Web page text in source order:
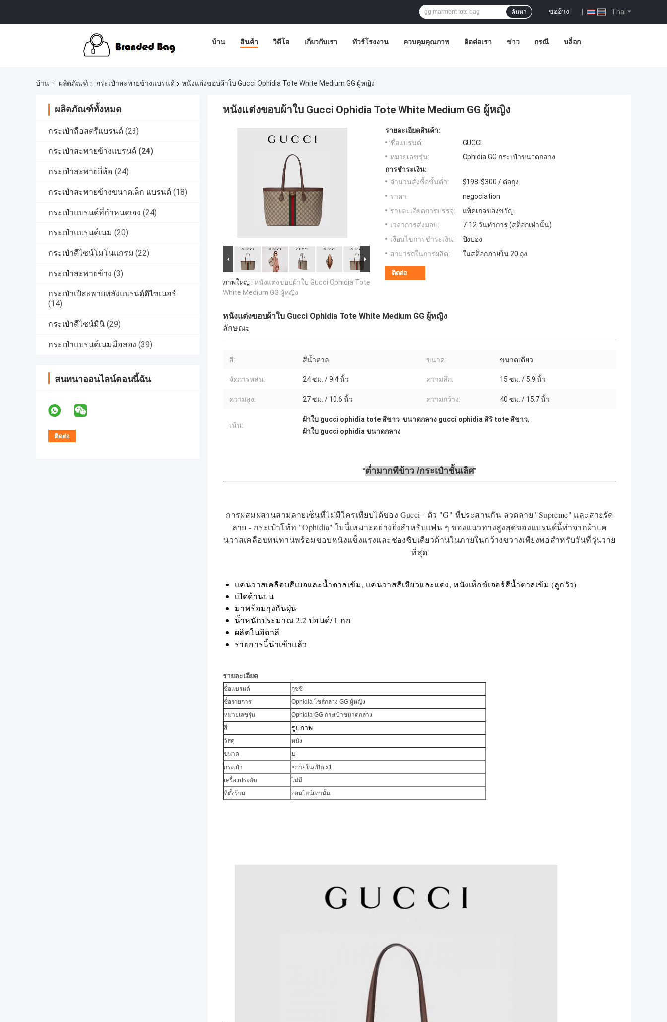
Thai
ขออ้าง |
ค้นหา
บ้าน สินค้า วิดีโอ เกี่ยวกับเรา ทัวร์โรงงาน ควบคุมคุณภาพ ติดต่อเรา ข่าว กรณี บล็อก
บ้าน ผลิตภัณฑ์ กระเป๋าสะพายข้างแบรนด์ หนังแต่งขอบผ้าใบ Gucci Ophidia Tote White Medium GG ผู้หญิง
ผลิตภัณฑ์ทั้งหมด
กระเป๋าถือสตรีแบรนด์ (23)
กระเป๋าสะพายข้างแบรนด์ (24)
กระเป๋าสะพายยี่ห้อ (24)
กระเป๋าสะพายข้างขนาดเล็ก แบรนด์ (18)
กระเป๋าแบรนด์ที่กำหนดเอง (24)
กระเป๋าแบรนด์เนม (20)
กระเป๋าดีไซน์โมโนแกรม (22)
กระเป๋าสะพายข้าง (3)
กระเป๋าเป้สะพายหลังแบรนด์ดีไซเนอร์
(14)
กระเป๋าดีไซน์มินิ (29)
กระเป๋าแบรนด์เนมมือสอง (39)
สนทนาออนไลน์ตอนนี้ฉัน
หนังแต่งขอบผ้าใบ Gucci Ophidia Tote White Medium GG ผู้หญิง
ภาพใหญ่ : หนังแต่งขอบผ้าใบ Gucci Ophidia Tote
White Medium GG ผู้หญิง
รายละเอียดสินค้า:
ชื่อแบรนด์:
GUCCI
หมายเลขรุ่น:
Ophidia GG กระเป๋าขนาดกลาง
การชำระเงิน:
จำนวนสั่งซื้อขั้นต่ำ:
$198-$300 / ต่อถุง
ราคา:
negociation
รายละเอียดการบรรจุ:
แพ็คเกจของขวัญ
เวลาการส่งมอบ:
7-12 วันทำการ (สต็อกเท่านั้น)
เงื่อนไขการชำระเงิน:
ปิงปอง
สามารถในการผลิต:
ในสต็อกภายใน 20 ถุง
ติดต่อ
หนังแต่งขอบผ้าใบ Gucci Ophidia Tote White Medium GG ผู้หญิง
ลักษณะ
สี: สีน้ำตาล ขนาด: ขนาดเดียว
จัดการหล่น: 24 ซม. / 9.4 นิ้ว ความลึก: 15 ซม. / 5.9 นิ้ว
ความสูง: 27 ซม. / 10.6 นิ้ว ความกว้าง: 40 ซม. / 15.7 นิ้ว
เน้น:
ผ้าใบ gucci ophidia tote สีขาว, ขนาดกลาง gucci ophidia สิริ tote สีขาว,
ผ้าใบ gucci ophidia ขนาดกลาง
ต่ำมากพีข้าว /กระเป๋าชั้นเลิศ
การผสมผสานสามลายเซ็นที่ไม่มีใครเทียบได้ของ Gucci - ตัว "G" ที่ประสานกัน ลวดลาย "Supreme" และสายรัด
ลาย - กระเป๋าโท้ท "Ophidia" ใบนี้เหมาะอย่างยิ่งสำหรับแฟน ๆ ของแนวทางสูงสุดของแบรนด์นี้ทำจากผ้าแค
นวาสเคลือบทนทานพร้อมขอบหนังแข็งแรงและช่องซิปเดียวด้านในภายในกว้างขวางเพียงพอสำหรับวันที่วุ่นวาย
ที่สุด
แคนวาสเคลือบสีเบจและน้ำตาลเข้ม, แคนวาสสีเขียวและแดง, หนังเท็กซ์เจอร์สีน้ำตาลเข้ม (ลูกวัว)
เปิดด้านบน
มาพร้อมถุงกันฝุ่น
น้ำหนักประมาณ 2.2 ปอนด์/ 1 กก
ผลิตในอิตาลี
รายการนี้นำเข้าแล้ว
รายละเอียด
ชื่อแบรนด์
กุชชี่
ชื่อรายการ
Ophidia ไซส์กลาง GG ผู้หญิง
หมายเลขรุ่น
Ophidia GG กระเป๋าขนาดกลาง
สี
รูปภาพ
วัสดุ
หนัง
ขนาด
ม
กระเป๋า
>ภายใน/เปิด x1
เครื่องประดับ
ไม่มี
ที่ตั้งร้าน
ออนไลน์เท่านั้น